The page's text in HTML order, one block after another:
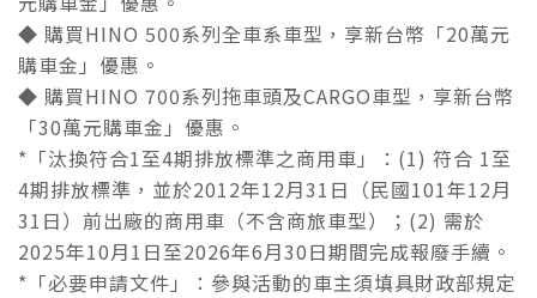
◆ 購買HINO 500系列全車系車型，享新台幣「20萬元
購車金」優惠。
◆ 購買HINO 700系列拖車頭及CARGO車型，享新台幣
「30萬元購車金」優惠。
*「汰換符合1至4期排放標準之商用車」：(1) 符合 1至
4期排放標準，並於2012年12月31日（民國101年12月
31日）前出廠的商用車（不含商旅車型）；(2) 需於
2025年10月1日至2026年6月30日期間完成報廢手續。
*「必要申請文件」：參與活動的車主須填具財政部規定